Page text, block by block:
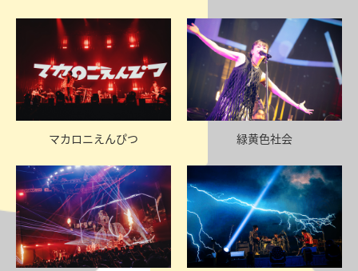
マカロニえんぴつ 緑黄色社会